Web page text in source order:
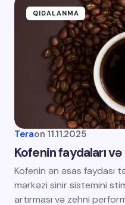
QIDALANMA
Teraon 11.11.2025
Kofenin faydaları
Kofenin ən əsas faydası
mərkəzi sinir sistemini
artırması və zehni